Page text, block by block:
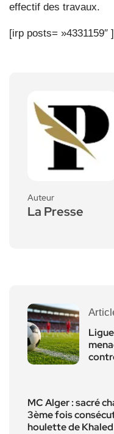
effectif des travaux.
[irp posts= »4331159″ ]
Auteur
La Presse
MC Alger : sacré
3ème fois
houlette de Khaled